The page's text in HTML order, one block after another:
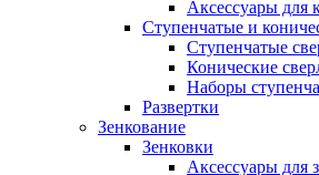
Аксессуары для
Ступенчатые и
Ступенчатые
Конические
Наборы
Развертки
Зенкование
Зенковки
Аксессуары для